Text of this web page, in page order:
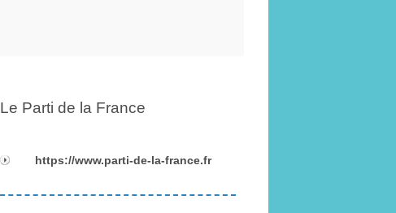
Le Parti de la France
https://www.parti-de-la-france.fr